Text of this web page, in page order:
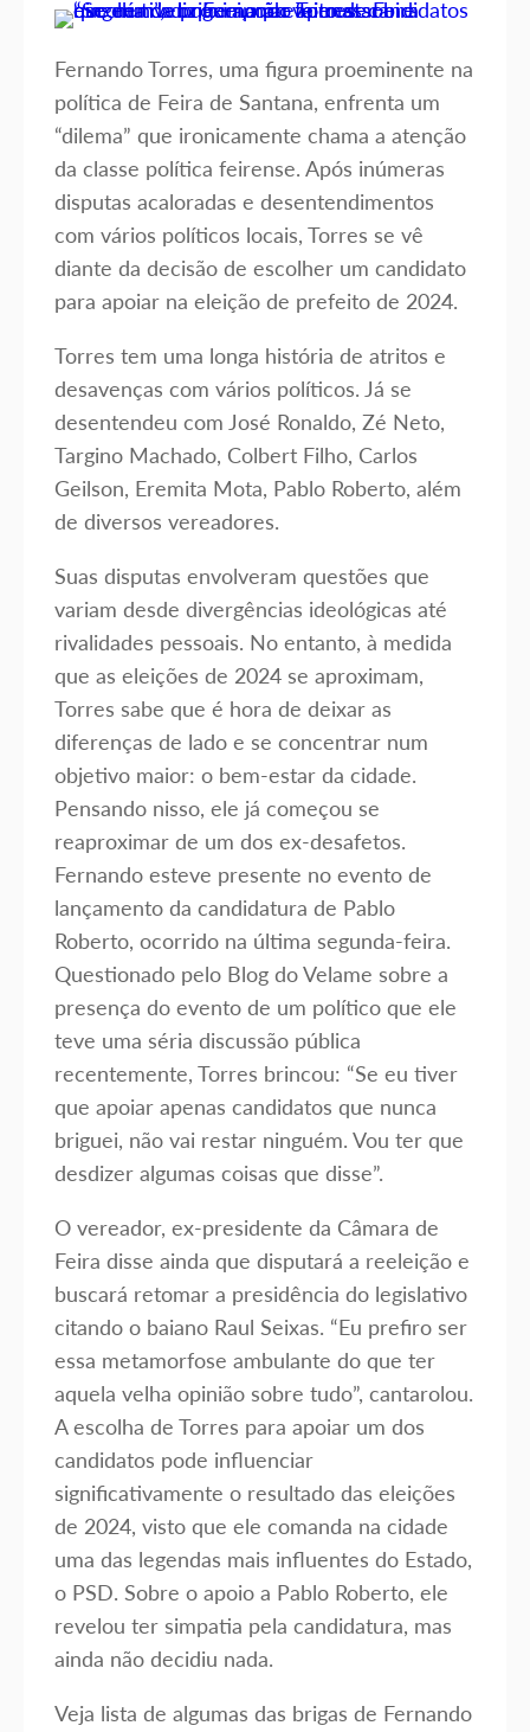
Fernando Torres, uma figura proeminente na
política de Feira de Santana, enfrenta um
“dilema” que ironicamente chama a atenção
da classe política feirense. Após inúmeras
disputas acaloradas e desentendimentos
com vários políticos locais, Torres se vê
diante da decisão de escolher um candidato
para apoiar na eleição de prefeito de 2024.
Torres tem uma longa história de atritos e
desavenças com vários políticos. Já se
desentendeu com José Ronaldo, Zé Neto,
Targino Machado, Colbert Filho, Carlos
Geilson, Eremita Mota, Pablo Roberto, além
de diversos vereadores.
Suas disputas envolveram questões que
variam desde divergências ideológicas até
rivalidades pessoais. No entanto, à medida
que as eleições de 2024 se aproximam,
Torres sabe que é hora de deixar as
diferenças de lado e se concentrar num
objetivo maior: o bem-estar da cidade.
Pensando nisso, ele já começou se
reaproximar de um dos ex-desafetos.
Fernando esteve presente no evento de
lançamento da candidatura de Pablo
Roberto, ocorrido na última segunda-feira.
Questionado pelo Blog do Velame sobre a
presença do evento de um político que ele
teve uma séria discussão pública
recentemente, Torres brincou: “Se eu tiver
que apoiar apenas candidatos que nunca
briguei, não vai restar ninguém. Vou ter que
desdizer algumas coisas que disse”.
O vereador, ex-presidente da Câmara de
Feira disse ainda que disputará a reeleição e
buscará retomar a presidência do legislativo
citando o baiano Raul Seixas. “Eu prefiro ser
essa metamorfose ambulante do que ter
aquela velha opinião sobre tudo”, cantarolou.
A escolha de Torres para apoiar um dos
candidatos pode influenciar
significativamente o resultado das eleições
de 2024, visto que ele comanda na cidade
uma das legendas mais influentes do Estado,
o PSD. Sobre o apoio a Pablo Roberto, ele
revelou ter simpatia pela candidatura, mas
ainda não decidiu nada.
Veja lista de algumas das brigas de Fernando